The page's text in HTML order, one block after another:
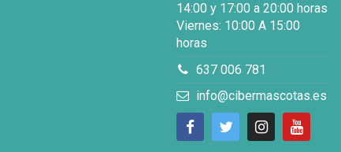
14:00 y 17:00 a 20:00 horas
Viernes: 10:00 A 15:00
horas
637 006 781
info@cibermascotas.es